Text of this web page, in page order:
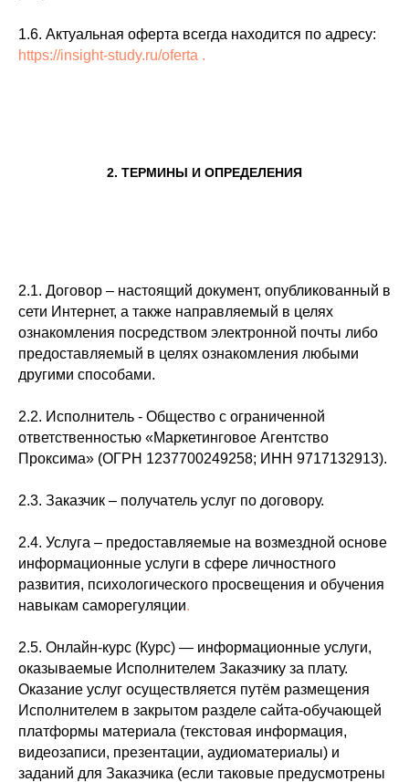
1.6. Актуальная оферта всегда находится по адресу:
https://insight-study.ru/oferta .
2. ТЕРМИНЫ И ОПРЕДЕЛЕНИЯ
2.1. Договор – настоящий документ, опубликованный в
сети Интернет, а также направляемый в целях
ознакомления посредством электронной почты либо
предоставляемый в целях ознакомления любыми
другими способами.
2.2. Исполнитель - Общество с ограниченной
ответственностью «Маркетинговое Агентство
Проксима» (ОГРН 1237700249258; ИНН 9717132913).
2.3. Заказчик – получатель услуг по договору.
2.4. Услуга – предоставляемые на возмездной основе
информационные услуги в сфере личностного
развития, психологического просвещения и обучения
навыкам саморегуляции.
2.5. Онлайн-курс (Курс) — информационные услуги,
оказываемые Исполнителем Заказчику за плату.
Оказание услуг осуществляется путём размещения
Исполнителем в закрытом разделе сайта-обучающей
платформы материала (текстовая информация,
видеозаписи, презентации, аудиоматериалы) и
заданий для Заказчика (если таковые предусмотрены